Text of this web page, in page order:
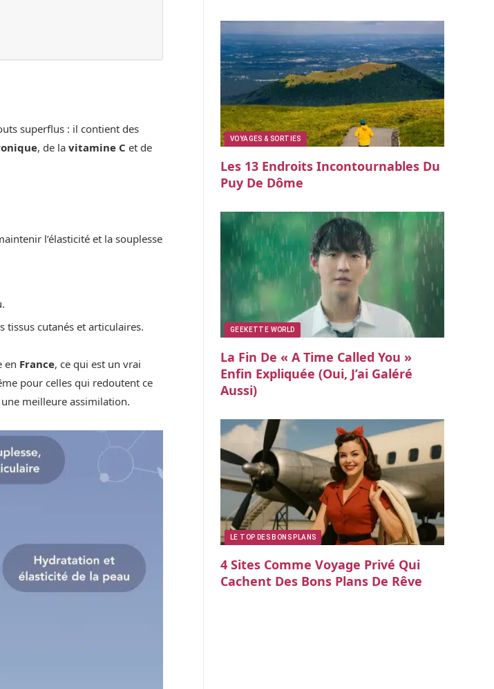
superflus : il contient des
, de lavitamine C et de
l’élasticité et la souplesse
tissus cutanés et articulaires.
en France, ce qui est un vrai
pour celles qui redoutent ce
meilleure assimilation.
VOYAGES & SORTIES
Les 13 Endroits Incontournables Du
Puy De Dôme
GEEKETTE WORLD
La Fin De « A Time Called You »
Enfin Expliquée (oui, J’ai Galéré
Aussi)
LE TOP DES BONS PLANS
4 Sites Comme Voyage Privé Qui
Cachent Des Bons Plans De Rêve